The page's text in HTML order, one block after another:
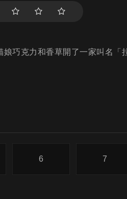
娘巧克力和香草開了一家叫名
6 7